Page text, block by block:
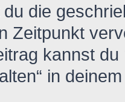
die
Zeitpunkt
kannst
in